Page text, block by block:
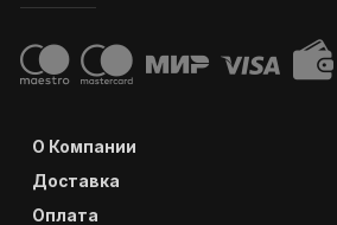
О Компании
Доставка
Оплата